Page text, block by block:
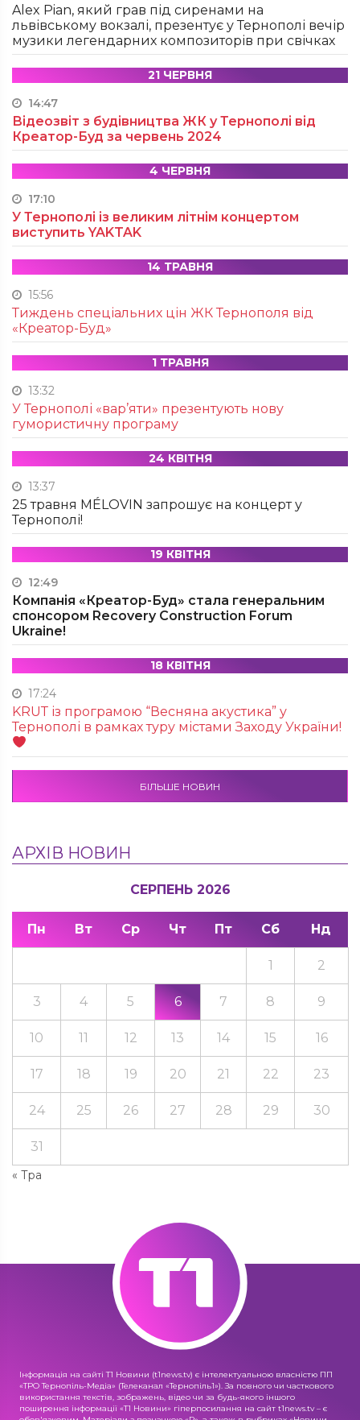
Alex Pian, який грав під сиренами на
львівському вокзалі, презентує у Тернополі вечір
музики легендарних композиторів при свічках
21 ЧЕРВНЯ
14:47
Відеозвіт з будівництва ЖК у Тернополі від
Креатор-Буд за червень 2024
4 ЧЕРВНЯ
17:10
У Тернополі із великим літнім концертом
виступить YAKTAK
14 ТРАВНЯ
15:56
Тиждень спеціальних цін ЖК Тернополя від
«Креатор-Буд»
1 ТРАВНЯ
13:32
У Тернополі «вар’яти» презентують нову
гумористичну програму
24 КВІТНЯ
13:37
25 травня MÉLOVIN запрошує на концерт у
Тернополі!
19 КВІТНЯ
12:49
Компанія «Креатор-Буд» стала генеральним
спонсором Recovery Construction Forum
Ukraine!
18 КВІТНЯ
17:24
KRUТ із програмою “Весняна акустика” у
Тернополі в рамках туру містами Заходу України!
БІЛЬШЕ НОВИН
АРХІВ НОВИН
СЕРПЕНЬ 2026
Пн Вт Ср Чт Пт Сб Нд
« Тра
1 2
3 4 5 6 7 8 9
10 11 12 13 14 15 16
17 18 19 20 21 22 23
24 25 26 27 28 29 30
31
Інформація на сайті Т1 Новини (t1news.tv) є інтелектуальною власністю ПП
«ТРО Тернопіль-Медіа» (Телеканал «Тернопіль1»). За повного чи часткового
використання текстів, зображень, відео чи за будь-якого іншого
поширення інформації «Т1 Новини» гіперпосилання на сайт t1news.tv – є